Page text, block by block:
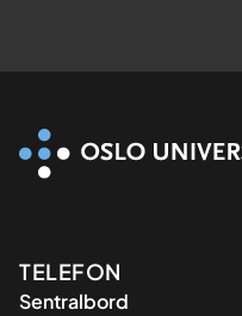
TELEFON
Sentralbord